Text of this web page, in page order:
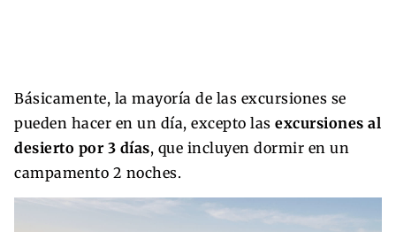
Básicamente, la mayoría de las excursiones se
pueden hacer en un día, excepto las excursiones al
desierto por 3 días, que incluyen dormir en un
campamento 2 noches.